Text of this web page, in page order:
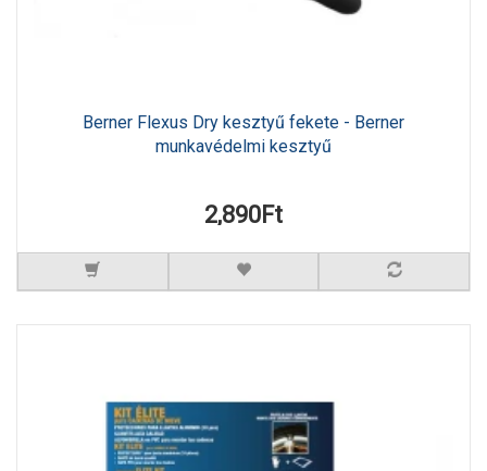
Berner Flexus Dry kesztyű fekete - Berner
munkavédelmi kesztyű
2,890Ft